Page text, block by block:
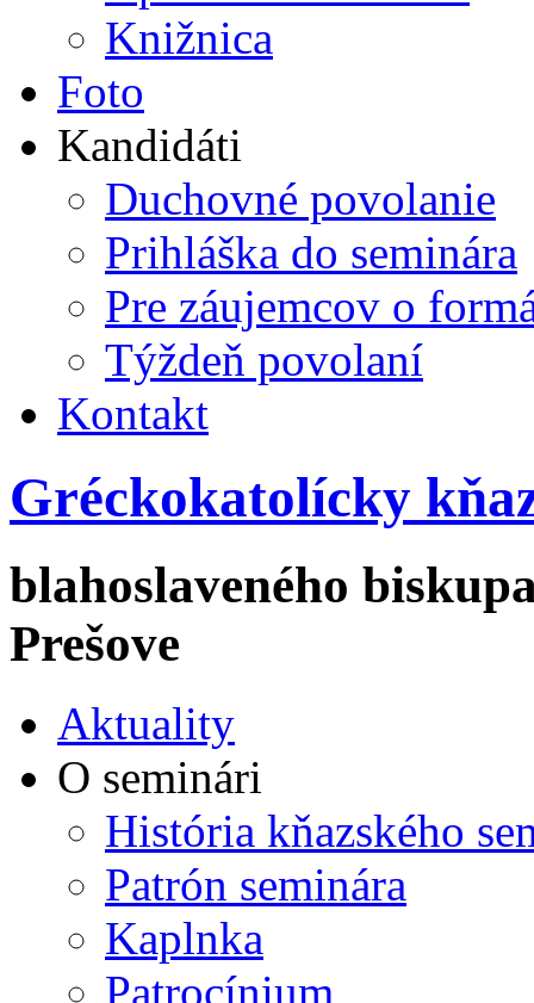
Knižnica
Foto
Kandidáti
Duchovné povolanie
Prihláška do seminára
Pre záujemcov o
Týždeň povolaní
Kontakt
Gréckokatolícky
blahoslaveného
Prešove
Aktuality
O seminári
História kňazského
Patrón seminára
Kaplnka
Patrocínium